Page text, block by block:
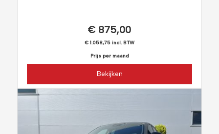
€ 875,00
€ 1.058,75 incl. BTW
Prijs per maand
Bekijken